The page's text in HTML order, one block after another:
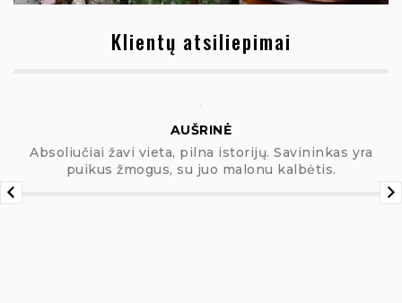
Klientų atsiliepimai
Absoliučiai žavi vieta, pilna istorijų. Savininkas yra
puikus žmogus, su juo malonu kalbėtis.
AUŠRINĖ